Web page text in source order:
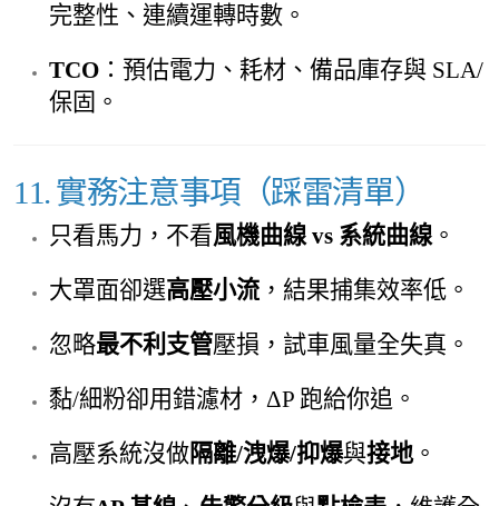
完整性、連續運轉時數。
TCO ：預估電力、耗材、備品庫存與 SLA/
保固。
11. 實務注意事項（踩雷清單）
只看馬力，不看風機曲線 vs 系統曲線 。
大罩面卻選高壓小流 ，結果捕集效率低。
忽略最不利支管壓損，試車風量全失真。
黏/細粉卻用錯濾材，ΔP 跑給你追。
高壓系統沒做隔離/洩爆/抑爆與接地。